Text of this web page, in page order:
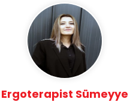
Ergoterapist Sümeyye